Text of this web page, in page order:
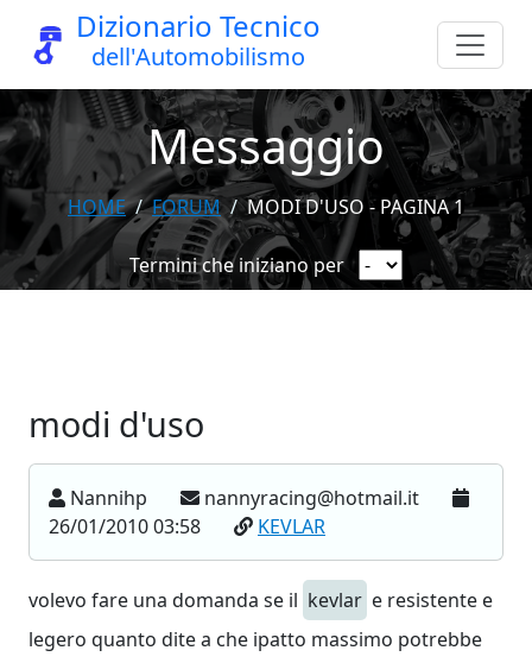
Dizionario Tecnico
dell'Automobilismo
Messaggio
HOME FORUM MODI D'USO - PAGINA 1
Termini che iniziano per
modi d'uso
Nannihp
nannyracing@hotmail.it
26/01/2010 03:58
KEVLAR
volevo fare una domanda se il kevlar e resistente e
legero quanto dite a che ipatto massimo potrebbe